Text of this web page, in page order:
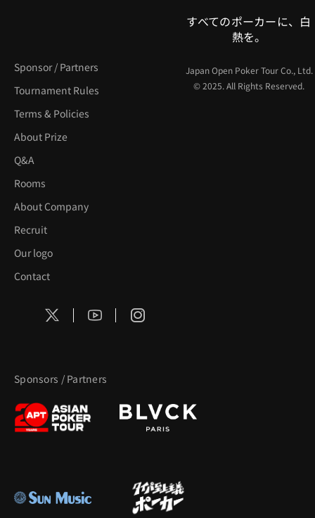
Sponsor / Partners
Tournament Rules
Terms & Policies
About Prize
Q&A
Rooms
About Company
Recruit
Our logo
Contact
Sponsors / Partners
すべてのポーカーに、白
熱を。
Japan Open Poker Tour Co., Ltd.
© 2025. All Rights Reserved.